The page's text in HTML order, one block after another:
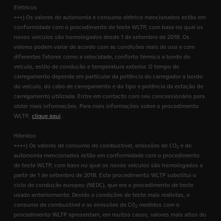
Elétricos
+++) Os valores de autonomia e consumo elétrico mencionados estão em
conformidade com o procedimento de teste WLTP, com base no qual os
novos veículos são homologados desde 1 de setembro de 2018. Os
valores podem variar de acordo com as condições reais de uso e com
diferentes fatores como a velocidade, conforto térmico a bordo do
veículo, estilo de condução e temperatura exterior. O tempo de
carregamento depende em particular da potência do carregador a bordo
do veículo, do cabo de carregamento e do tipo e potência da estação de
carregamento utilizada. Entre em contacto com seu concessionário para
obter mais informações. Para mais informações sobre o procedimento
WLTP, clique aqui .
Híbridos
++++) Os valores de consumo de combustível, emissões de CO2 e de
autonomia mencionados estão em conformidade com o procedimento
de teste WLTP, com base no qual os novos veículos são homologados a
partir de 1 de setembro de 2018. Este procedimento WLTP substitui o
ciclo de condução europeu (NEDC), que era o procedimento de teste
usado anteriormente. Devido a condições de teste mais realistas, o
consumo de combustível e as emissões de CO2 medidos com o
procedimento WLTP apresentam, em muitos casos, valores mais altos do